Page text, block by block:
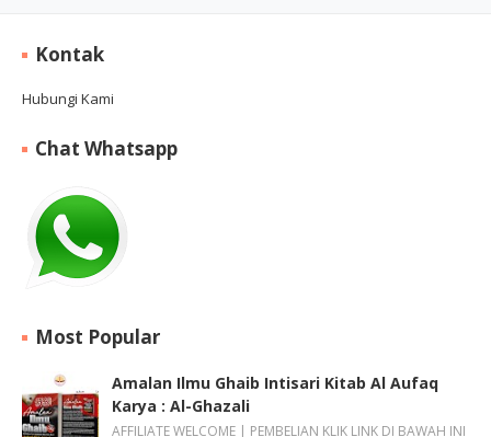
Kontak
Hubungi Kami
Chat Whatsapp
Most Popular
Amalan Ilmu Ghaib Intisari Kitab Al Aufaq
Karya : Al-Ghazali
AFFILIATE WELCOME | PEMBELIAN KLIK LINK DI BAWAH INI